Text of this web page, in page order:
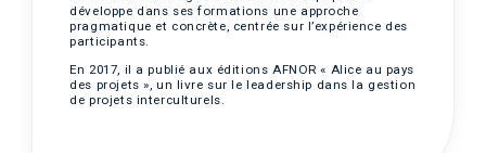
développe dans ses formations une approche
pragmatique et concrète, centrée sur l’expérience des
participants.
En 2017, il a publié aux éditions AFNOR « Alice au pays
des projets », un livre sur le leadership dans la gestion
de projets interculturels.